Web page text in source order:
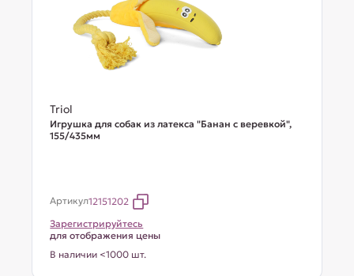
Triol
Игрушка для собак из латекса "Банан с веревкой",
155/435мм
Артикул12151202
Зарегистрируйтесь
для отображения цены
В наличии <1000 шт.